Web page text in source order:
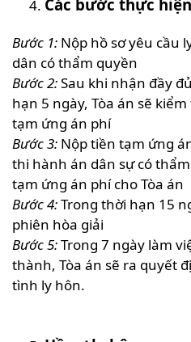
Các bước thực
Bước 1: Nộp hồ sơ yêu cầu
dân có thẩm quyền
Bước 2:Sau khi nhận đầy
hạn 5 ngày, Tòa án sẽ
tạm ứng án phí
Bước 3: Nộp tiền tạm ứng
thi hành án dân sự có
tạm ứng án phí cho Tòa án
Bước 4:Trong thời hạn 15
phiên hòa giải
Bước 5:Trong 7 ngày làm
thành, Tòa án sẽ ra quyết
tình ly hôn.